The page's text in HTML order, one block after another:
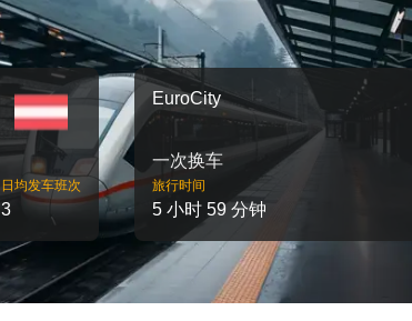
日均发车班次
3
EuroCity
一次换车
旅行时间
5 小时 59 分钟